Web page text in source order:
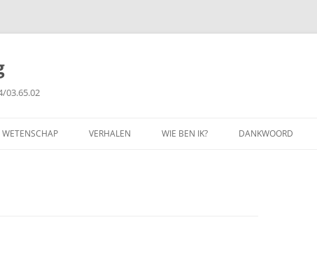
03.65.02
WETENSCHAP VERHALEN WIE BEN IK? DANKWOORD